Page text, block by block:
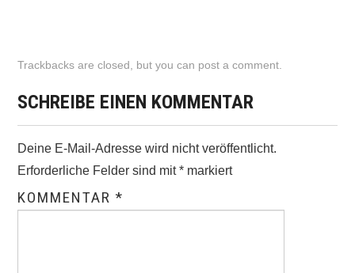
Trackbacks are closed, but you can post a comment
SCHREIBE EINEN KOMMENTAR
Deine E-Mail-Adresse wird nicht veröffentlicht.
Erforderliche Felder sind mit* markiert
KOMMENTAR*